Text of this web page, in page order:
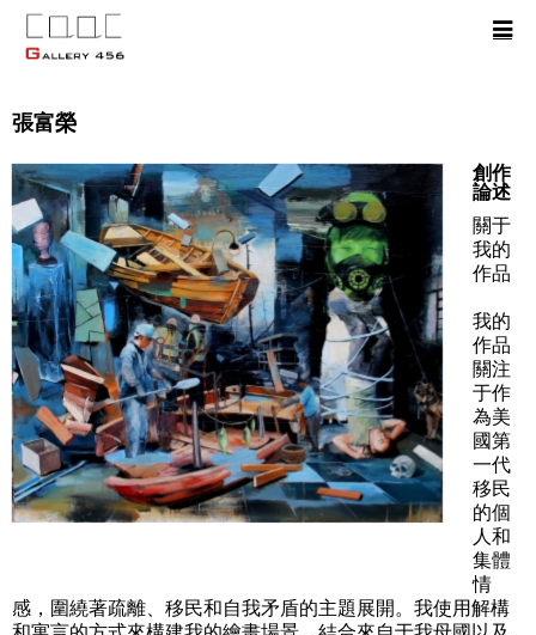
張富榮
創作
論述
關于
我的
作品
我的
作品
關注
于作
為美
國第
一代
移民
的個
人和
集體
情
感，圍繞著疏離、移民和自我矛盾的主題展開。我使用解構